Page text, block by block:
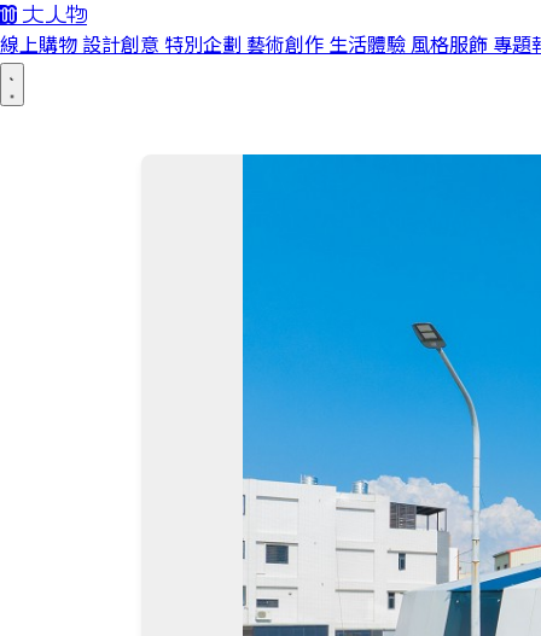
線上購物 設計創意 特別企劃 藝術創作 生活體驗 風格服飾 專題